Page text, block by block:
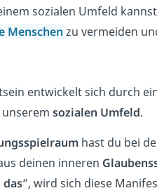
sozialen Umfeld
Menschen zu vermeiden
entwickelt sich durch
sozialen Umfeld.
hast du bei
deinen inneren
das”, wird sich diese